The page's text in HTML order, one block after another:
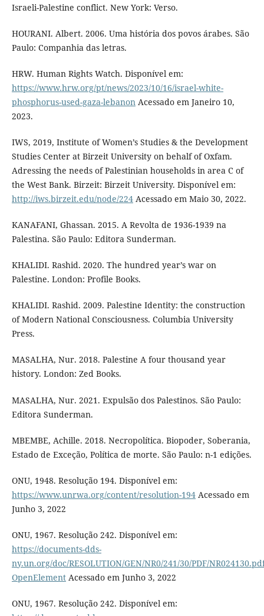
Israeli-Palestine conflict. New York: Verso.
HOURANI. Albert. 2006. Uma história dos povos árabes. São
Paulo: Companhia das letras.
HRW. Human Rights Watch. Disponível em:
https://www.hrw.org/pt/news/2023/10/16/israel-white-
phosphorus-used-gaza-lebanonAcessado em Janeiro 10,
2023.
IWS, 2019, Institute of Women’s Studies & the Development
Studies Center at Birzeit University on behalf of Oxfam.
Adressing the needs of Palestinian households in area C of
the West Bank. Birzeit: Birzeit University. Disponível em:
http://iws.birzeit.edu/node/224Acessado em Maio 30, 2022.
KANAFANI, Ghassan. 2015. A Revolta de 1936-1939 na
Palestina. São Paulo: Editora Sunderman.
KHALIDI. Rashid. 2020. The hundred year’s war on
Palestine. London: Profile Books.
KHALIDI. Rashid. 2009. Palestine Identity: the construction
of Modern National Consciousness. Columbia University
Press.
MASALHA, Nur. 2018. Palestine A four thousand year
history. London: Zed Books.
MASALHA, Nur. 2021. Expulsão dos Palestinos. São Paulo:
Editora Sunderman.
MBEMBE, Achille. 2018. Necropolítica. Biopoder, Soberania,
Estado de Exceção, Política de morte. São Paulo: n-1 edições.
ONU, 1948. Resolução 194. Disponível em:
https://www.unrwa.org/content/resolution-194Acessado em
Junho 3, 2022
ONU, 1967. Resolução 242. Disponível em:
https://documents-dds-
ny.un.org/doc/RESOLUTION/GEN/NR0/241/30/PDF/
OpenElementAcessado em Junho 3, 2022
ONU, 1967. Resolução 242. Disponível em: